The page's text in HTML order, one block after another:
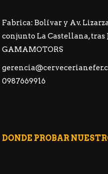
Fabrica: Bolívar y Av.
conjunto La Castellana, tras
GAMAMOTORS
0987669916
DONDE PROBAR